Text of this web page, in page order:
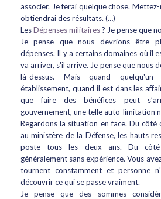
associer. Je ferai quelque chose.
obtiendrai des résultats. (…)
LesDépenses militaires? Je pense que
Je pense que nous devrions être
dépenses. Il y a certains domaines où il
va arriver, s'il arrive. Je pense que nous
là-dessus. Mais quand quelqu'un
établissement, quand il est dans les
que faire des bénéfices peut
gouvernement, une telle auto-limitation
Regardons la situation en face. Du
au ministère de la Défense, les hauts
poste tous les deux ans. Du
généralement sans expérience. Vous
tournent constamment et personne
découvrir ce qui se passe vraiment.
Je pense que des sommes